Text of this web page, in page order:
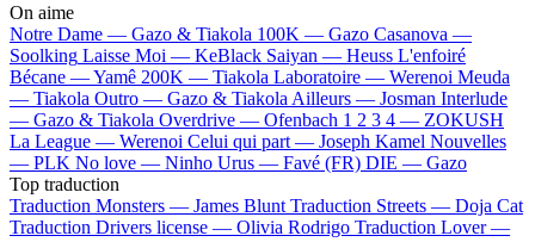
On aime
Notre Dame — Gazo & Tiakola 100K — Gazo Casanova —
Soolking Laisse Moi — KeBlack Saiyan — Heuss L'enfoiré
Bécane —Yamê 200K — Tiakola Laboratoire — Werenoi Meuda
— Tiakola Outro — Gazo & Tiakola Ailleurs — Josman Interlude
— Gazo & Tiakola Overdrive — Ofenbach 1 2 3 4 — ZOKUSH
La League — Werenoi Celui qui part — Joseph Kamel Nouvelles
— PLK No love — Ninho Urus — Favé (FR) DIE — Gazo
Top traduction
Traduction Monsters — James Blunt Traduction Streets — Doja Cat
Traduction Drivers license — Olivia Rodrigo Traduction Lover —